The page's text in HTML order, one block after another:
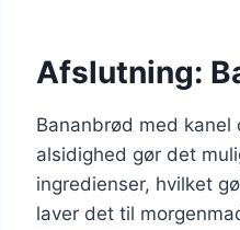
Afslutning:
Bananbrød med
alsidighed gør det
ingredienser, hvilket
laver det til